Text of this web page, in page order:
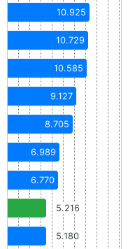
10.925
10.729
10.585
9.127
8.705
6.989
6.770
5.216
5.180